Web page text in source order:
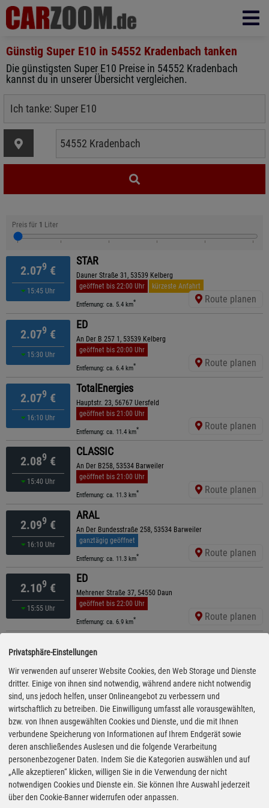
Günstig Super E10 in 54552 Kradenbach tanken
Die günstigsten Super E10 Preise in 54552 Kradenbach
kannst du in unserer Übersicht vergleichen.
Preis für 1 Liter
2.079 €
15:45 Uhr
STAR
Dauner Straße 31, 53539 Kelberg
geöffnet bis 22:00 Uhr
kürzeste Anfahrt
Entfernung: ca. 5.4 km* Route planen
2.079 €
15:30 Uhr
ED
An Der B 257 1, 53539 Kelberg
geöffnet bis 20:00 Uhr
Entfernung: ca. 6.4 km* Route planen
2.079 €
16:10 Uhr
TotalEnergies
Hauptstr. 23, 56767 Uersfeld
geöffnet bis 21:00 Uhr
Entfernung: ca. 11.4 km* Route planen
2.089 €
15:40 Uhr
CLASSIC
An Der B258, 53534 Barweiler
geöffnet bis 21:00 Uhr
Entfernung: ca. 11.3 km* Route planen
2.099 €
16:10 Uhr
ARAL
An Der Bundesstraße 258, 53534 Barweiler
ganztägig geöffnet
Entfernung: ca. 11.3 km* Route planen
2.109 €
15:55 Uhr
ED
Mehrener Straße 37, 54550 Daun
geöffnet bis 22:00 Uhr
Entfernung: ca. 6.9 km* Route planen
2.109€
16:00 Uhr
Marderweg 2, 54550 Daun-Pützborn
ganztägig geöffnet
Entfernung: ca. 8.1 km* Route planen
2.119€
16:10 Uhr
ARAL
Bonner Straße 16, 54550 Daun
geöffnet bis 20:00 Uhr
Entfernung: ca. 6.1 km * Route planen
2.119€
15:55 Uhr
ED
Kölner Straße 41, 54578 Walsdorf
geöffnet bis 20:00 Uhr
Privatsphäre-Einstellungen
Wir verwenden auf unserer Website Cookies, den Web Storage und Dienste
dritter. Einige von ihnen sind notwendig, während andere nicht notwendig
sind, uns jedoch helfen, unser Onlineangebot zu verbessern und
wirtschaftlich zu betreiben. Die Einwilligung umfasst alle vorausgewählten,
bzw. von Ihnen ausgewählten Cookies und Dienste, und die mit Ihnen
verbundene Speicherung von Informationen auf Ihrem Endgerät sowie
deren anschließendes Auslesen und die folgende Verarbeitung
personenbezogener Daten. Indem Sie die Kategorien auswählen und auf
„Alle akzeptieren“ klicken, willigen Sie in die Verwendung der nicht
notwendigen Cookies und Dienste ein. Sie können Ihre Auswahl jederzeit
über den Cookie-Banner widerrufen oder anpassen.